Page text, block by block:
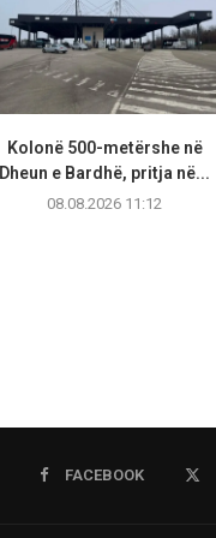
Kolonë 500-metërshe në
Dheun e Bardhë, pritja në...
08.08.2026 11:12
FACEBOOK